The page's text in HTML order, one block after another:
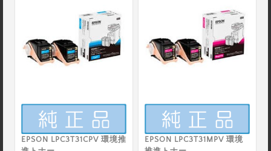
EPSON LPC3T31CPV 環境推
EPSON LPC3T31MPV 環境